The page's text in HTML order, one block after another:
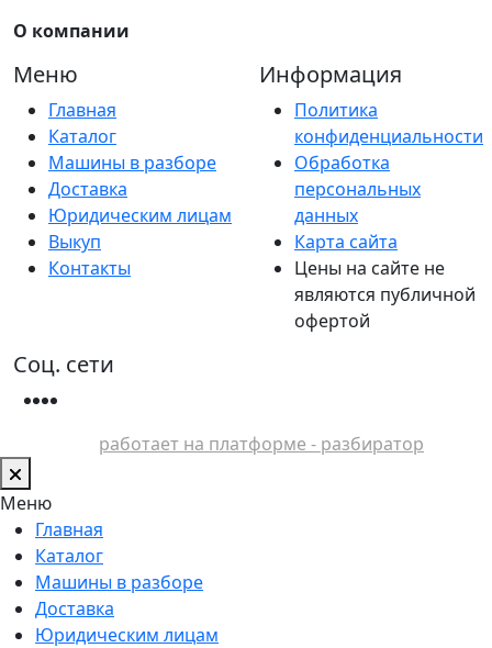
О компании
Меню
Главная
Каталог
Машины в разборе
Доставка
Юридическим лицам
Выкуп
Контакты
Информация
Политика
конфиденциальности
Обработка
персональных
данных
Карта сайта
Цены на сайте не
являются публичной
офертой
Соц. сети
работает на платформе - разбиратор
Меню
Главная
Каталог
Машины в разборе
Доставка
Юридическим лицам